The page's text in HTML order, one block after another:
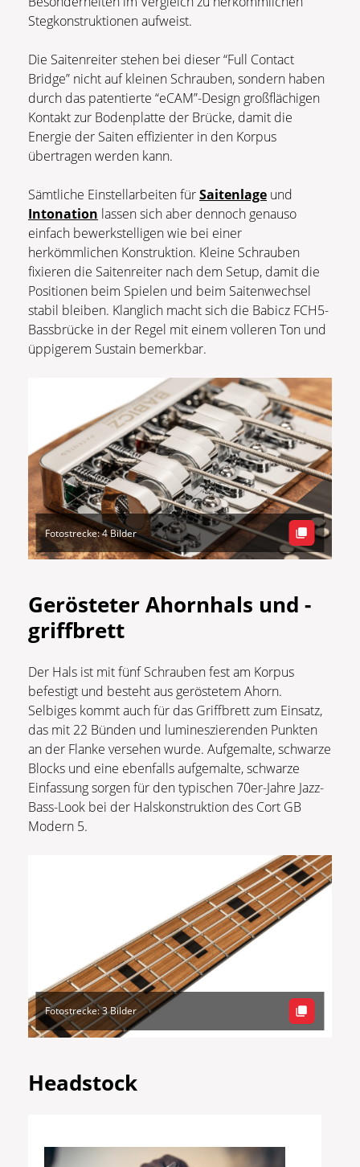
Stegkonstruktionen aufweist.
Die Saitenreiter stehen bei dieser “Full Contact
Bridge” nicht auf kleinen Schrauben, sondern haben
durch das patentierte “eCAM”-Design großflächigen
Kontakt zur Bodenplatte der Brücke, damit die
Energie der Saiten effizienter in den Korpus
übertragen werden kann.
Sämtliche Einstellarbeiten fürSaitenlage und
Intonation lassen sich aber dennoch genauso
einfach bewerkstelligen wie bei einer
herkömmlichen Konstruktion. Kleine Schrauben
fixieren die Saitenreiter nach dem Setup, damit die
Positionen beim Spielen und beim Saitenwechsel
stabil bleiben. Klanglich macht sich die Babicz FCH5-
Bassbrücke in der Regel mit einem volleren Ton und
üppigerem Sustain bemerkbar.
Fotostrecke: 4 Bilder
Gerösteter Ahornhals und -
griffbrett
Der Hals ist mit fünf Schrauben fest am Korpus
befestigt und besteht aus geröstetem Ahorn.
Selbiges kommt auch für das Griffbrett zum Einsatz,
das mit 22 Bünden und lumineszierenden Punkten
an der Flanke versehen wurde. Aufgemalte, schwarze
Blocks und eine ebenfalls aufgemalte, schwarze
Einfassung sorgen für den typischen 70er-Jahre Jazz-
Bass-Look bei der Halskonstruktion des Cort GB
Modern 5.
Fotostrecke: 3 Bilder
Headstock